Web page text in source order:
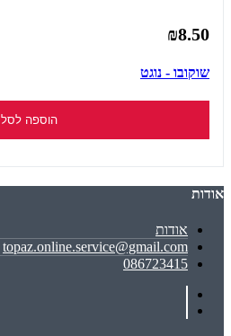
₪8.50
שוקובו - נוגט
הוספה לסל
אודות
אודות
topaz.online.service@gmail.com
086723415